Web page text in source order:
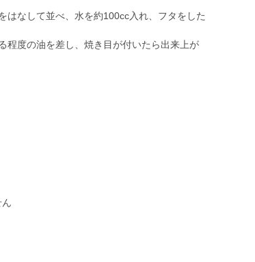
はなして並べ、水を約100cc入れ、フタをした
程度の油を差し、焼き目が付いたら出来上が